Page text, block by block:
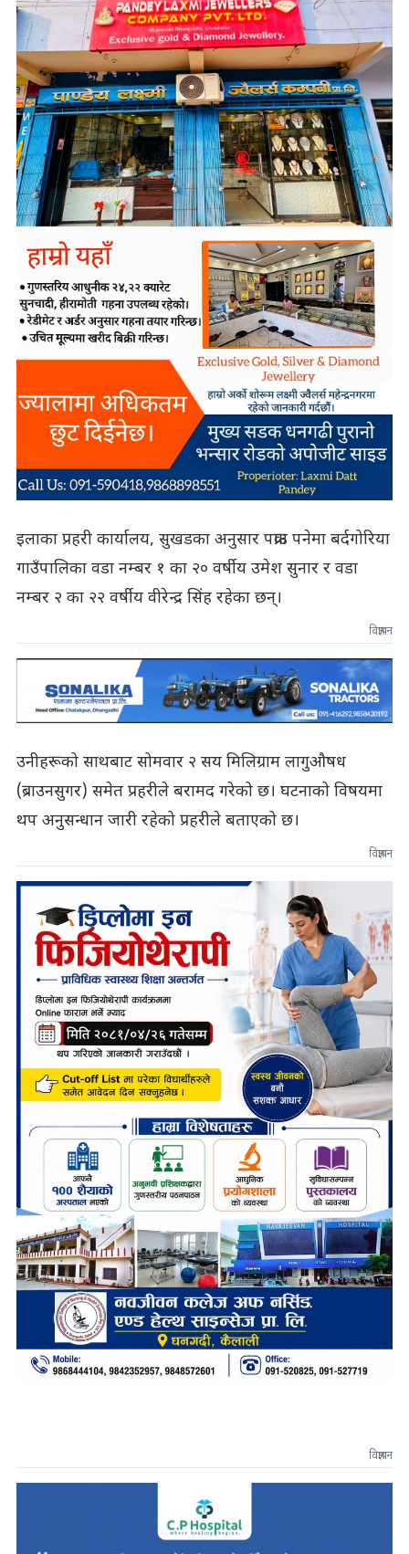
इलाका प्रहरी कार्यालय, सुखडका अनुसार पक्राउ पनेमा बर्दगोरिया
गाउँपालिका वडा नम्बर १ का २० वर्षीय उमेश सुनार र वडा
नम्बर २ का २२ वर्षीय वीरेन्द्र सिंह रहेका छन्।
विज्ञापन
उनीहरूको साथबाट सोमवार २ सय मिलिग्राम लागुऔषध
(ब्राउनसुगर) समेत प्रहरीले बरामद गरेको छ। घटनाको विषयमा
थप अनुसन्धान जारी रहेको प्रहरीले बताएको छ।
विज्ञापन
विज्ञापन